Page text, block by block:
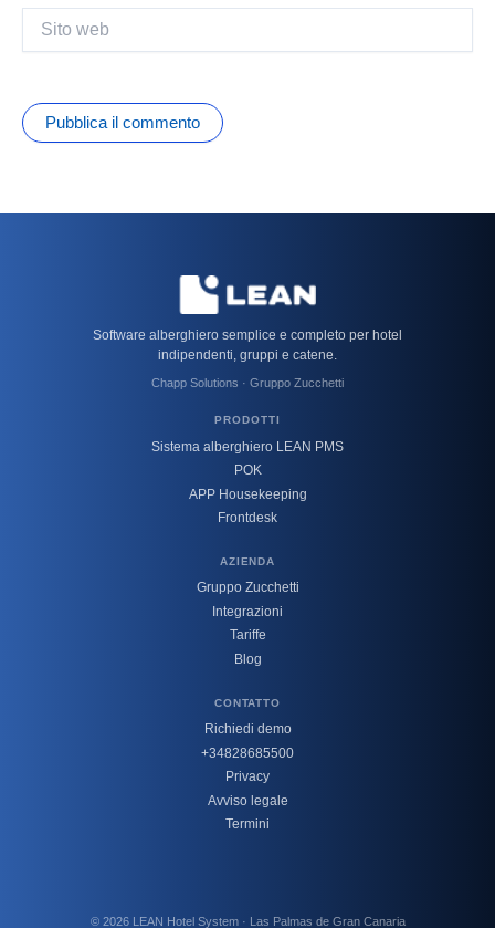
web
Software alberghiero semplice e completo per hotel
indipendenti, gruppi e catene.
Chapp Solutions · Gruppo Zucchetti
PRODOTTI
Sistema alberghiero LEAN PMS
POK
APP Housekeeping
Frontdesk
AZIENDA
Gruppo Zucchetti
Integrazioni
Tariffe
Blog
CONTATTO
Richiedi demo
+34828685500
Privacy
Avviso legale
Termini
© 2026 LEAN Hotel System · Las Palmas de Gran Canaria